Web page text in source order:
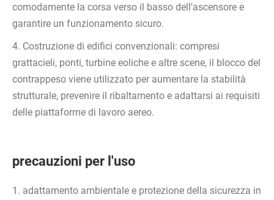
comodamente la corsa verso il basso dell'ascensore e
garantire un funzionamento sicuro.
4. Costruzione di edifici convenzionali: compresi
grattacieli, ponti, turbine eoliche e altre scene, il blocco del
contrappeso viene utilizzato per aumentare la stabilità
strutturale, prevenire il ribaltamento e adattarsi ai requisiti
delle piattaforme di lavoro aereo.
precauzioni per l'uso
1. adattamento ambientale e protezione della sicurezza in